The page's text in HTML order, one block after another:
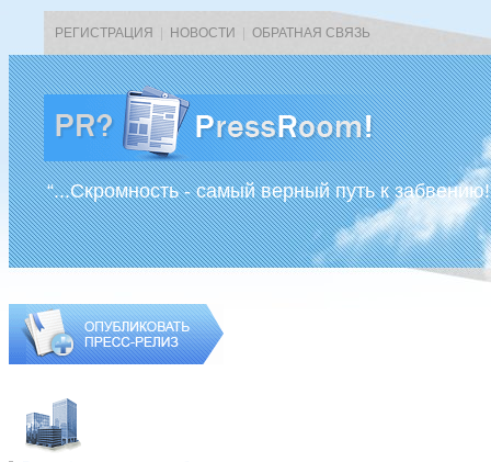
РЕГИСТРАЦИЯ НОВОСТИ ОБРАТНАЯ СВЯЗЬ
“...Скромность - самый верный путь к